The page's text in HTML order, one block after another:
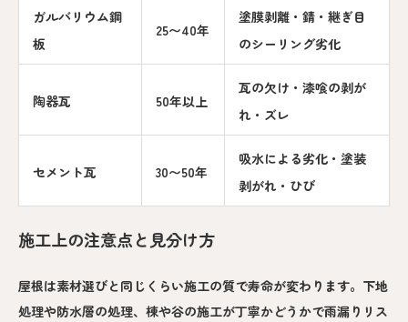
ガルバリウム鋼
板
25〜40年
塗膜剥離・錆・継ぎ目
のシーリング劣化
陶器瓦 50年以上
瓦の欠け・漆喰の剥が
れ・ズレ
セメント瓦 30〜50年
吸水による劣化・塗装
剥がれ・ひび
施工上の注意点と見分け方
屋根は素材選びと同じくらい施工の質で寿命が変わります。下地
処理や防水層の処理、棟や谷の施工が丁寧かどうかで雨漏りリス